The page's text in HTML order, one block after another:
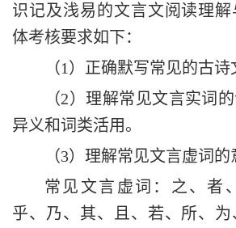
识记及浅易的文言文阅读理
体考核要求如下：
（1）正确默写常见的古诗
（2）理解常见文言实词
异义和词类活用。
（3）理解常见文言虚词的
常见文言虚词：之、者
乎、乃、其、且、若、所、为